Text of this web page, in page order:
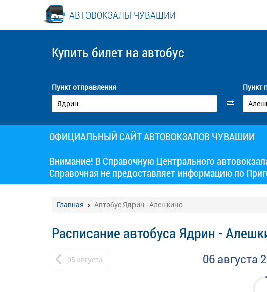
АВТОВОКЗАЛЫ ЧУВАШИИ
Купить билет на автобус
Пункт отправления Пункт
ОФИЦИАЛЬНЫЙ САЙТ АВТОВОКЗАЛОВ ЧУВАШИИ
Внимание! В Справочную Центрального
Справочная не предоставляет информацию по
Главная Автобус Ядрин - Алешкино
Расписание автобуса Ядрин -
05 августа 06 августа